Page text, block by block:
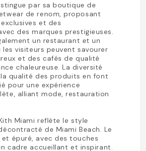
par sa boutique de
de renom, proposant
et des
des marques prestigieuses.
un restaurant et un
visiteurs peuvent savourer
et des cafés de qualité
chaleureuse. La diversité
qualité des produits en font
pour une expérience
alliant mode, restauration
Miami reflète le style
de Miami Beach. Le
épuré, avec des touches
cadre accueillant et inspirant.